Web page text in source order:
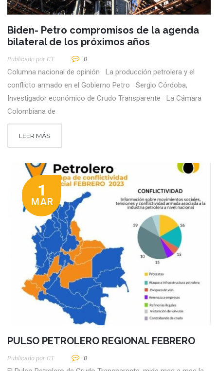
Biden- Petro compromisos de la agenda
bilateral de los próximos años
Publicado por CT 0
Columna nacional de opinión La producción petrolera y el
conflicto armado en el Gobierno Petro Sergio Córdoba,
Investigador económico de Crudo Transparente La Cámara
Colombiana de
LEER MÁS
1
MAR
PULSO PETROLERO REGIONAL FEBRERO
Publicado por CT 0